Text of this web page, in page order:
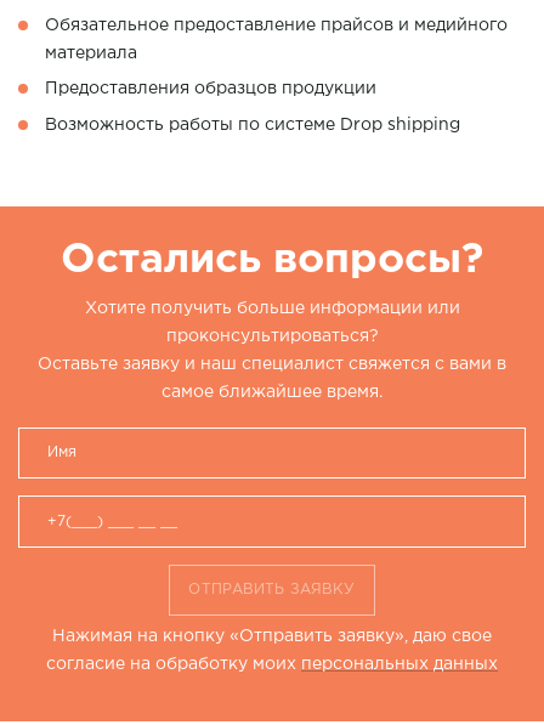
Обязательное предоставление прайсов и медийного
материала
Предоставления образцов продукции
Возможность работы по системе Drop shipping
Остались вопросы?
Хотите получить больше информации или
проконсультироваться?
Оставьте заявку и наш специалист свяжется с вами в
самое ближайшее время.
ОТПРАВИТЬ ЗАЯВКУ
Нажимая на кнопку «Отправить заявку», даю свое
согласие на обработку моих персональных данных